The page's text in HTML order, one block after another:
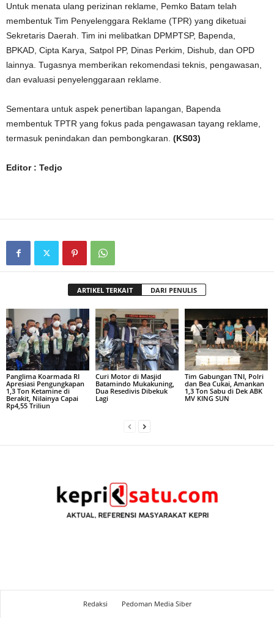
Untuk menata ulang perizinan reklame, Pemko Batam telah
membentuk Tim Penyelenggara Reklame (TPR) yang diketuai
Sekretaris Daerah. Tim ini melibatkan DPMPTSP, Bapenda,
BPKAD, Cipta Karya, Satpol PP, Dinas Perkim, Dishub, dan OPD
lainnya. Tugasnya memberikan rekomendasi teknis, pengawasan,
dan evaluasi penyelenggaraan reklame.
Sementara untuk aspek penertiban lapangan, Bapenda
membentuk TPTR yang fokus pada pengawasan tayang reklame,
termasuk penindakan dan pembongkaran. (KS03)
Editor : Tedjo
ARTIKEL TERKAIT DARI PENULIS
Panglima Koarmada RI
Apresiasi Pengungkapan
1,3 Ton Ketamine di
Berakit, Nilainya Capai
Rp4,55 Triliun
Curi Motor di Masjid
Batamindo Mukakuning,
Dua Resedivis Dibekuk
Lagi
Tim Gabungan TNI, Polri
dan Bea Cukai, Amankan
1,3 Ton Sabu di Dek ABK
MV KING SUN
Redaksi
Pedoman Media Siber